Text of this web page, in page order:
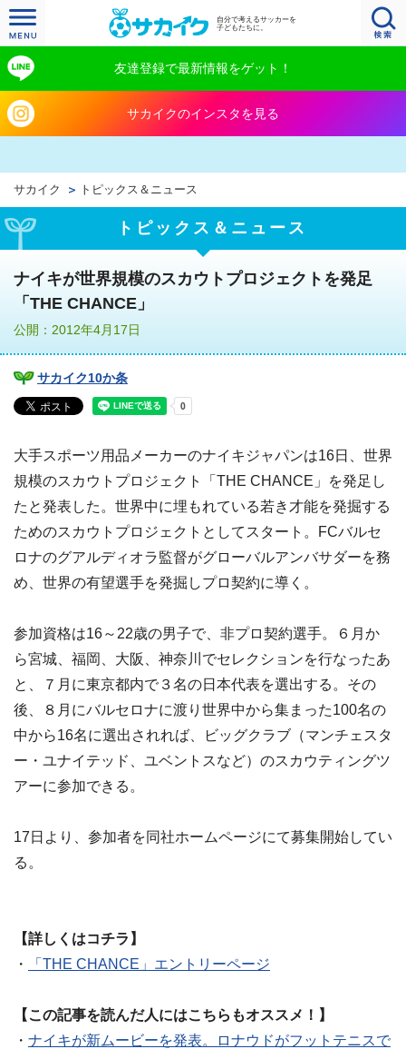
自分で考えるサッカーを
子どもたちに。
友達登録で最新情報をゲット！
サカイクのインスタを見る
サカイク トピックス＆ニュース
トピックス＆ニュース
ナイキが世界規模のスカウトプロジェクトを発足
「THE CHANCE」
公開：2012年4月17日
サカイク10か条
大手スポーツ用品メーカーのナイキジャパンは16日、世界
規模のスカウトプロジェクト「THE CHANCE」を発足し
たと発表した。世界中に埋もれている若き才能を発掘する
ためのスカウトプロジェクトとしてスタート。FCバルセ
ロナのグアルディオラ監督がグローバルアンバサダーを務
め、世界の有望選手を発掘しプロ契約に導く。
参加資格は16～22歳の男子で、非プロ契約選手。６月か
ら宮城、福岡、大阪、神奈川でセレクションを行なったあ
と、７月に東京都内で３名の日本代表を選出する。その
後、８月にバルセロナに渡り世界中から集まった100名の
中から16名に選出されれば、ビッグクラブ（マンチェスタ
ー・ユナイテッド、ユベントスなど）のスカウティングツ
アーに参加できる。
17日より、参加者を同社ホームページにて募集開始してい
る。
【詳しくはコチラ】
・
「THE CHANCE」エントリーページ
【この記事を読んだ人にはこちらもオススメ！】
・ ナイキが新ムービーを発表。ロナウドがフットテニスで